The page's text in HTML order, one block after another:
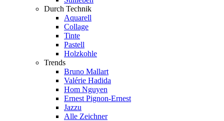
Durch Technik
Aquarell
Collage
Tinte
Pastell
Holzkohle
Trends
Bruno Mallart
Valérie Hadida
Hom Nguyen
Ernest Pignon-Ernest
Jazzu
Alle Zeichner